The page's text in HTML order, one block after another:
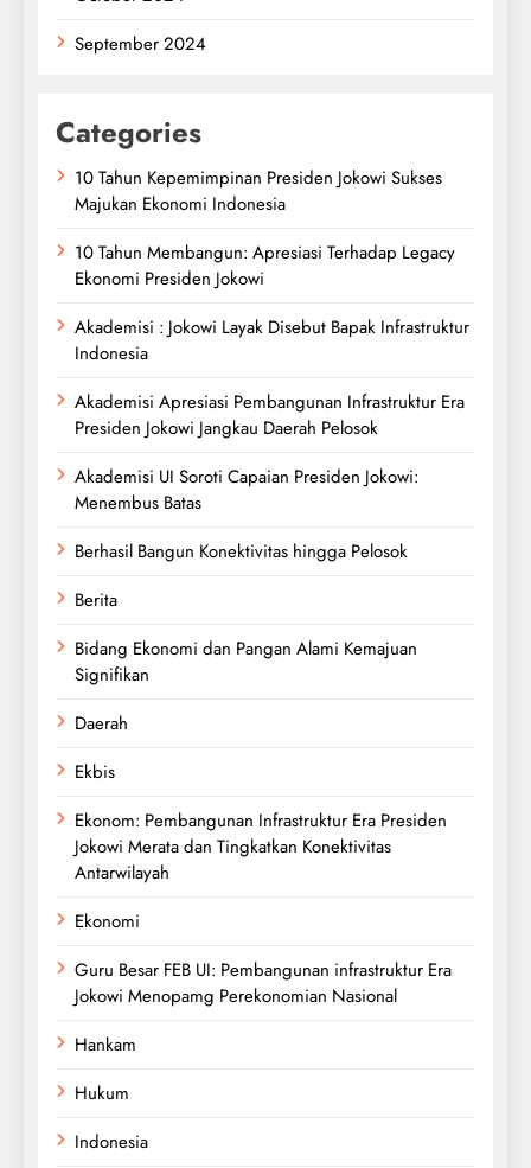
September 2024
Categories
10 Tahun Kepemimpinan Presiden Jokowi Sukses
Majukan Ekonomi Indonesia
10 Tahun Membangun: Apresiasi Terhadap Legacy
Ekonomi Presiden Jokowi
Akademisi : Jokowi Layak Disebut Bapak Infrastruktur
Indonesia
Akademisi Apresiasi Pembangunan Infrastruktur Era
Presiden Jokowi Jangkau Daerah Pelosok
Akademisi UI Soroti Capaian Presiden Jokowi:
Menembus Batas
Berhasil Bangun Konektivitas hingga Pelosok
Berita
Bidang Ekonomi dan Pangan Alami Kemajuan
Signifikan
Daerah
Ekbis
Ekonom: Pembangunan Infrastruktur Era Presiden
Jokowi Merata dan Tingkatkan Konektivitas
Antarwilayah
Ekonomi
Guru Besar FEB UI: Pembangunan infrastruktur Era
Jokowi Menopamg Perekonomian Nasional
Hankam
Hukum
Indonesia